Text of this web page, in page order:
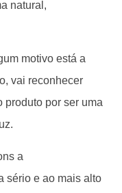
natural,
motivo está a
vai reconhecer
produto por ser uma
a
sério e ao mais alto